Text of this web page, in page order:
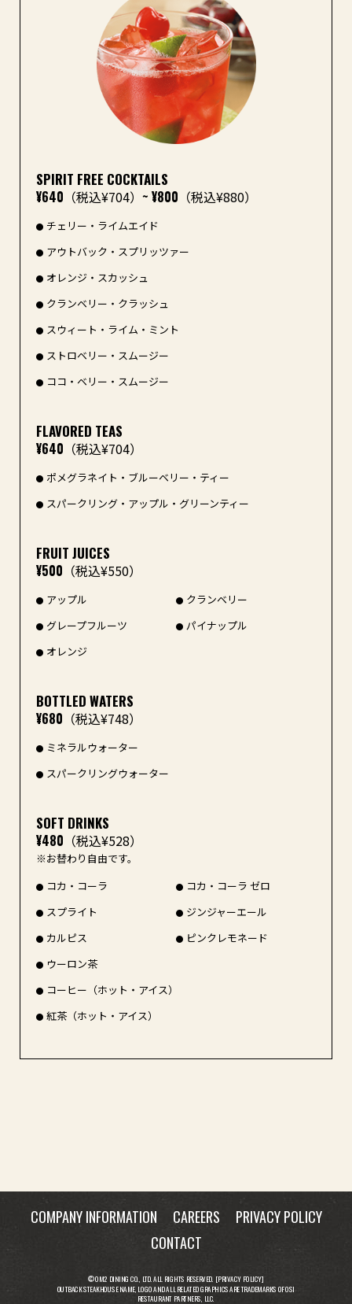
SPIRIT FREE COCKTAILS
¥640 （税込¥704） ~ ¥800 （税込¥880）
チェリー・ライムエイド
アウトバック・スプリッツァー
オレンジ・スカッシュ
クランベリー・クラッシュ
スウィート・ライム・ミント
ストロベリー・スムージー
ココ・ベリー・スムージー
FLAVORED TEAS
¥640 （税込¥704）
ポメグラネイト・ブルーベリー・ティー
スパークリング・アップル・グリーンティー
FRUIT JUICES
¥500 （税込¥550）
アップル
クランベリー
グレープフルーツ
パイナップル
オレンジ
BOTTLED WATERS
¥680 （税込¥748）
ミネラルウォーター
スパークリングウォーター
SOFT DRINKS
¥480 （税込¥528）
※お替わり自由です。
コカ・コーラ
コカ・コーラ ゼロ
スプライト
ジンジャーエール
カルピス
ピンクレモネード
ウーロン茶
コーヒー（ホット・アイス）
紅茶（ホット・アイス）
COMPANY INFORMATION CAREERS
PRIVACY POLICY
CONTACT
© OM2 DINING CO., LTD. ALL RIGHTS RESERVED. [PRIVACY POLICY]
OUTBACK STEAKHOUSE NAME, LOGO AND ALL RELATED GRAPHICS ARE TRADEMARKS OF OSI
RESTAURANT PARTNERS, LLC.